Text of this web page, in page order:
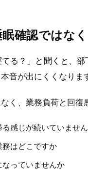
確認ではな
る？」と聞くと、
音が出にくくなりま
く、業務負荷と回復
感じが続いていませ
はどこですか
っていませんか